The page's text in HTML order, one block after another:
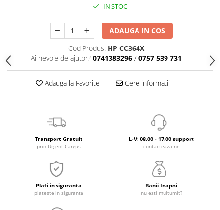
IN STOC
ADAUGA IN COS
Cod Produs: HP CC364X
Ai nevoie de ajutor? 0741383296 / 0757 539 731
Adauga la Favorite Cere informatii
Transport Gratuit
prin Urgent Cargus
L-V: 08.00 - 17.00 support
contacteaza-ne
Plati in siguranta
plateste in siguranta
Banii Inapoi
nu esti multumit?